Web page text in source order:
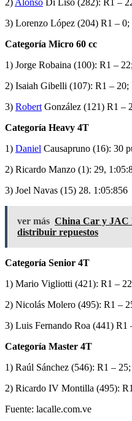
3) Lorenzo López (204) R1 –
Categoría Micro 60 cc
1) Jorge Robaina (100): R1 –
2) Isaiah Gibelli (107): R1 –
3) Robert González (121) R1 –
Categoría Heavy 4T
1) Daniel Causapruno (16): 30
2) Ricardo Manzo (1): 29,
3) Joel Navas (15) 28. 1:05:856
ver más China Car y JAC
distribuir repuestos
Categoría Senior 4T
1) Mario Vigliotti (421): R1 –
2) Nicolás Molero (495): R1 –
3) Luis Fernando Roa (441) R1
Categoría Master 4T
1) Raúl Sánchez (546): R1 –
2) Ricardo IV Montilla (495):
Fuente: lacalle.com.ve